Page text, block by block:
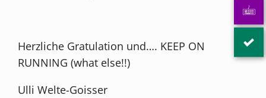
Herzliche Gratulation und…. KEEP ON
RUNNING (what else!!)
Ulli Welte-Goisser